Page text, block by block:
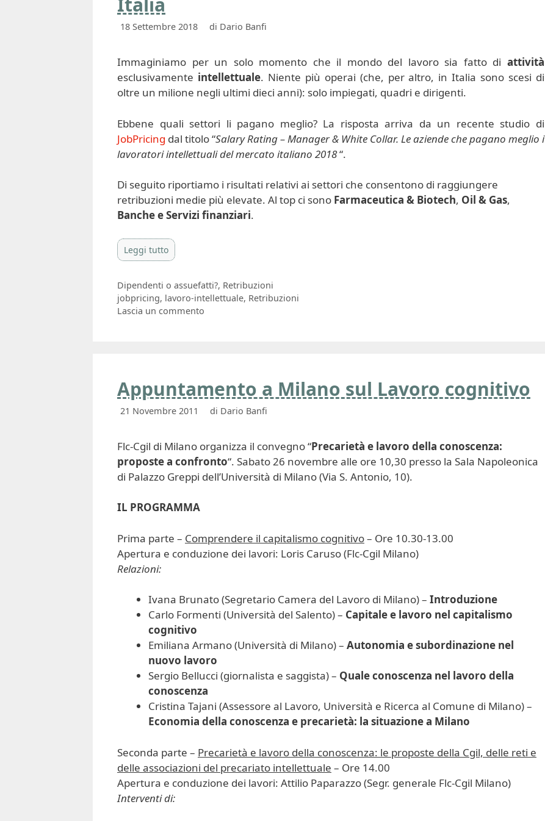
18 Settembre 2018 di Dario Banfi
Immaginiamo per un solo momento che il mondo del lavoro sia fatto di attività
esclusivamente intellettuale. Niente più operai (che, per altro, in Italia sono scesi di
oltre un milione negli ultimi dieci anni): solo impiegati, quadri e dirigenti.
Ebbene quali settori li pagano meglio? La risposta arriva da un recente studio di
JobPricing dal titolo “Salary Rating – Manager & White Collar. Le aziende che pagano meglio i
lavoratori intellettuali del mercato italiano 2018“.
Di seguito riportiamo i risultati relativi ai settori che consentono di raggiungere
retribuzioni medie più elevate. Al top ci sono Farmaceutica & Biotech, Oil & Gas,
Banche e Servizi finanziari.
Leggi tutto
Categorie
Dipendenti o assuefatti?, Retribuzioni
Tag
jobpricing, lavoro-intellettuale, Retribuzioni
Lascia un commento
Appuntamento a Milano sul Lavoro cognitivo
21 Novembre 2011 di Dario Banfi
Flc-Cgil di Milano organizza il convegno “Precarietà e lavoro della conoscenza:
proposte a confronto“. Sabato 26 novembre alle ore 10,30 presso la Sala Napoleonica
di Palazzo Greppi dell’Università di Milano (Via S. Antonio, 10).
IL PROGRAMMA
Prima parte – Comprendere il capitalismo cognitivo– Ore 10.30-13.00
Apertura e conduzione dei lavori: Loris Caruso (Flc-Cgil Milano)
Relazioni:
Ivana Brunato (Segretario Camera del Lavoro di Milano) – Introduzione
Carlo Formenti (Università del Salento) – Capitale e lavoro nel capitalismo
cognitivo
Emiliana Armano (Università di Milano) – Autonomia e subordinazione nel
nuovo lavoro
Sergio Bellucci (giornalista e saggista) – Quale conoscenza nel lavoro della
conoscenza
Cristina Tajani (Assessore al Lavoro, Università e Ricerca al Comune di Milano) –
Economia della conoscenza e precarietà: la situazione a Milano
Seconda parte – Precarietà e lavoro della conoscenza: le proposte della Cgil, delle reti e
delle associazioni del precariato intellettuale – Ore 14.00
Apertura e conduzione dei lavori: Attilio Paparazzo (Segr. generale Flc-Cgil Milano)
Interventi di: